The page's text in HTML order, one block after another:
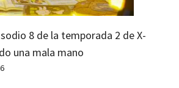
8 de la temporada 2 de X-
una mala mano